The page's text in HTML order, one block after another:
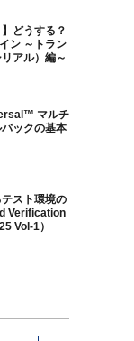
】どうする？
ン ～トラン
アル）編～
マルチ
ックの基本
スト環境の
Verification
Vol-1）